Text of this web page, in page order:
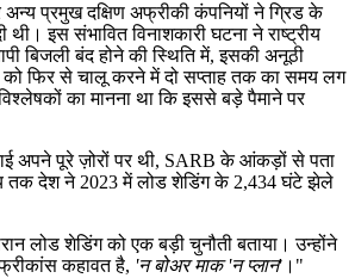
प्रमुख दक्षिण अफ्रीकी कंपनियों ने ग्रिड के
इस संभावित विनाशकारी घटना ने राष्ट्रीय
बिजली बंद होने की स्थिति में, इसकी अनूठी
को फिर से चालू करने में दो सप्ताह तक का समय लग
का मानना था कि इससे बड़े पैमाने पर
अपने पूरे ज़ोरों पर थी, SARB के आंकड़ों से पता
तक देश ने 2023 में लोड शेडिंग के 2,434 घंटे झेले
लोड शेडिंग को एक बड़ी चुनौती बताया। उन्होंने
कहावत है, 'न बोअर माक'न प्लान'।"